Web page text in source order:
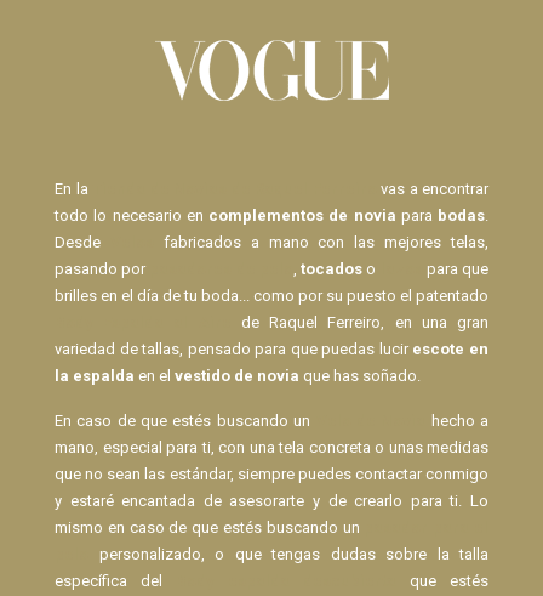
En la
vas a encontrar
todo lo necesario en complementos de novia para bodas.
Desde
fabricados a mano con las mejores telas,
pasando por
,tocados o
para que
brilles en el día de tu boda... como por su puesto el patentado
de Raquel Ferreiro, en una gran
variedad de tallas, pensado para que puedas lucir escote en
la espalda en el vestido de novia que has soñado.
En caso de que estés buscando un
hecho a
mano, especial para ti, con una tela concreta o unas medidas
que no sean las estándar, siempre puedes contactar conmigo
y estaré encantada de asesorarte y de crearlo para ti. Lo
mismo en caso de que estés buscando un
personalizado, o que tengas dudas sobre la talla
específica del
que estés